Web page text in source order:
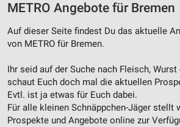
METRO Angebote für Bremen
Auf dieser Seite findest Du das aktuelle
von METRO für Bremen.
Ihr seid auf der Suche nach Fleisch,
schaut Euch doch mal die aktuellen
Evtl. ist ja etwas für Euch dabei.
Für alle kleinen Schnäppchen-Jäger stellt
Prospekte und Angebote online zur